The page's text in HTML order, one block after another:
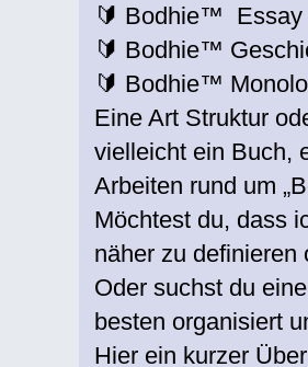
🔰 Bodhie™
🔰 Bodhie™
🔰 Bodhie™
Eine Art Struktur
vielleicht ein Buch,
Arbeiten rund um
Möchtest du, dass
näher zu definieren
Oder suchst du
besten organisiert
Hier ein kurzer